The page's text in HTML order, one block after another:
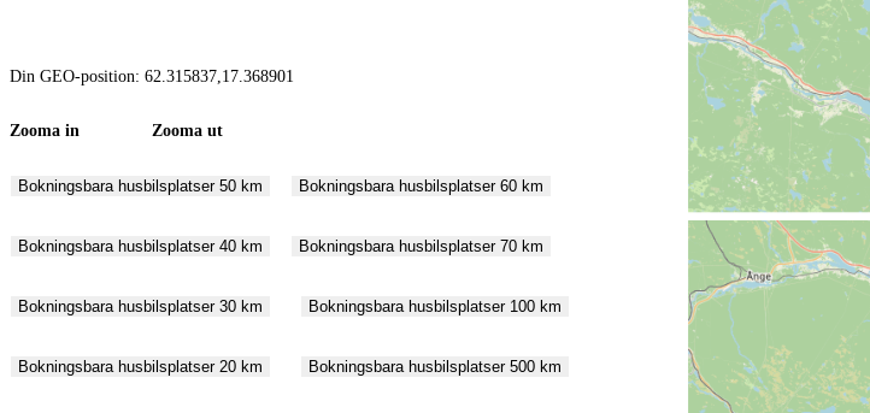
Din GEO-position: 62.315837,17.368901
Zooma in Zooma ut
Bokningsbara husbilsplatser 50 km Bokningsbara husbilsplatser 60 km
Bokningsbara husbilsplatser 40 km Bokningsbara husbilsplatser 70 km
Bokningsbara husbilsplatser 30 km Bokningsbara husbilsplatser 100 km
Bokningsbara husbilsplatser 20 km Bokningsbara husbilsplatser 500 km